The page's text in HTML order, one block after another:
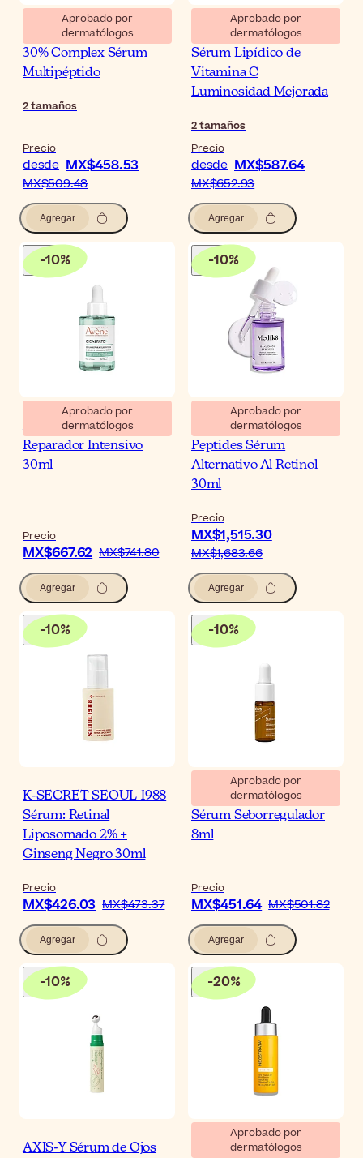
Aprobado por
dermatólogos
Medik8 Liquid Peptides
30% Complex Sérum
Multipéptido
2tamaños
Precio
desde MX$458.53
MX$509.48
Agregar
Aprobado por
dermatólogos
Medik8 C-Tetra Luxe
Sérum Lipídico de
Vitamina C
Luminosidad Mejorada
2tamaños
Precio
desde MX$587.64
MX$652.93
Agregar
-10%
Aprobado por
dermatólogos
Avène Cicalfate+ Sérum
Reparador Intensivo
30ml
Precio
MX$667.62 MX$741.80
Agregar
-10%
Aprobado por
dermatólogos
Medik8 Bakuchiol
Peptides Sérum
Alternativo Al Retinol
30ml
Precio
MX$1,515.30
MX$1,683.66
Agregar
-10%
K-SECRET SEOUL 1988
Sérum: Retinal
Liposomado 2% +
Ginseng Negro 30ml
Precio
MX$426.03 MX$473.37
Agregar
-10%
Aprobado por
dermatólogos
Noreva Sebodiane DS
Sérum Seborregulador
8ml
Precio
MX$451.64 MX$501.82
Agregar
-10%
AXIS-Y Sérum de Ojos
-20%
Aprobado por
dermatólogos
Neostrata Enlighten